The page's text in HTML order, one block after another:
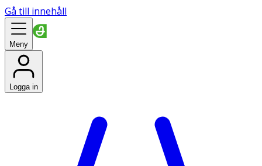
Gå till innehåll
Meny
Logga in